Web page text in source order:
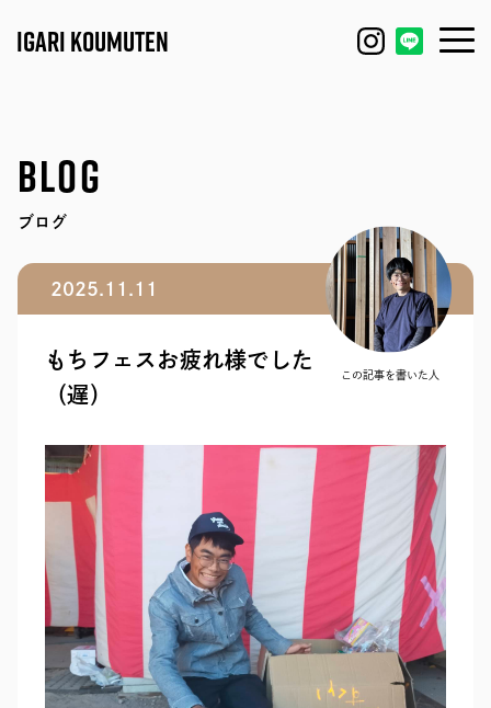
IGARI KOUMUTEN
MODEL HOUSE
BLOG
IGARI FARM
IGARI SOBA
RECRUIT
SEAS0N BY MYSELF
MAIL
メール・資料請求
RESERVATION
LINEから来店予約
TELEPHONE
0120-56-1207
BLOG
ブログ
2025.11.11
この記事を書いた人
もちフェスお疲れ様でした
（遅）